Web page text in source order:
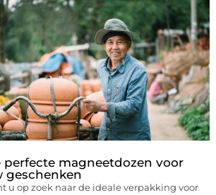
perfecte magneetdozen voor
geschenken
u op zoek naar de ideale verpakking voor